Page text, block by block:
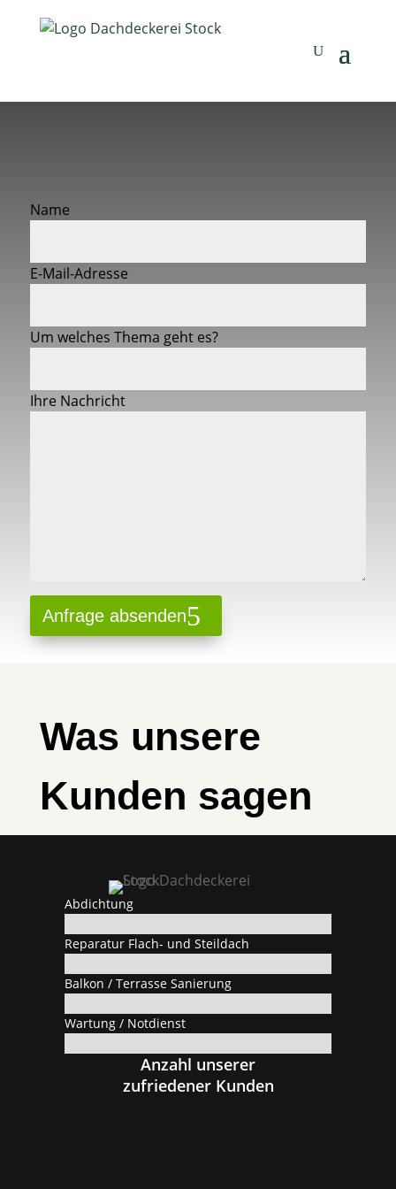
Name
E-Mail-Adresse
Um welches Thema geht es?
Ihre Nachricht
Anfrage absenden
Was unsere
Kunden sagen
Abdichtung
Reparatur Flach- und Steildach
Balkon / Terrasse Sanierung
Wartung / Notdienst
Anzahl unserer
zufriedener Kunden